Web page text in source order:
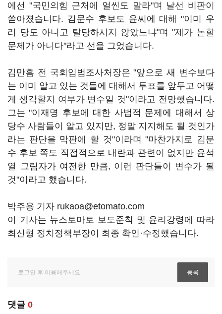
에선 "국민의힘 근처에 얼씬도 말라"며 날선 비판이
쏟아졌습니다. 김문수 후보도 윤씨에 대해 "이미 우
리 당도 아니고 탈당하시지 않았느냐"며 "제가 논할
문제가 아니다"라고 선을 그었습니다.
김만흠 전 국회입법조사처장은 "앞으로 새 변수보다
는 이미 알고 있는 것들에 대해서 투표를 앞두고 어떻
게 생각할지 여부가 변수일 것"이라고 전망했습니다.
그는 "이재명 후보에 대한 사법적 문제에 대해서 상
당수 사람들이 알고 있지만, 정말 지지해도 될 것인가
라는 판단을 막판에 할 것"이라며 "마찬가지로 김문
수 후보 쪽도 직접적으로 내란과 관련이 없지만 윤석
열 그림자가 여전한 만큼, 이런 판단들이 변수가 될
것"이라고 했습니다.
박주용 기자 rukaoa@etomato.com
이 기사는 뉴스토마토 보도준칙 및 윤리강령에 따라
최신형 정치정책부장이 최종 확인·수정했습니다.
댓글 0